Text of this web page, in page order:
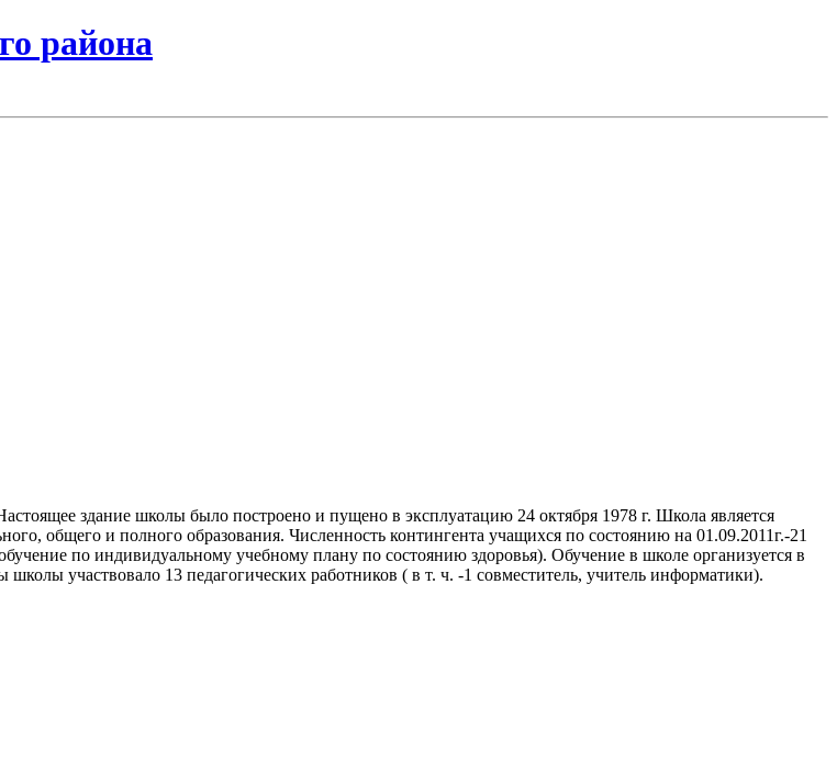
района
здание школы было построено и пущено в эксплуатацию 24 октября 1978 г. Школа является
общего и полного образования. Численность контингента учащихся по состоянию на 01.09.2011г.-21
по индивидуальному учебному плану по состоянию здоровья). Обучение в школе организуется в
участвовало 13 педагогических работников ( в т. ч. -1 совместитель, учитель информатики).